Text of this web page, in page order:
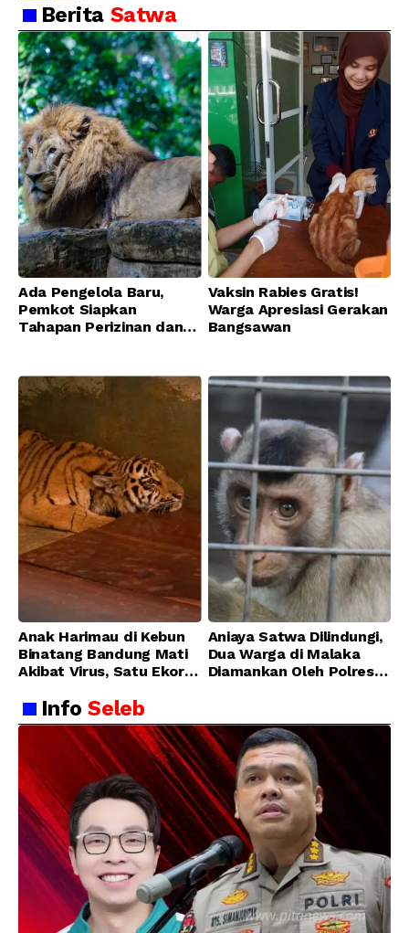
Berita Satwa
Ada Pengelola Baru,
Pemkot Siapkan
Tahapan Perizinan dan
Vaksin Rabies Gratis!
Warga Apresiasi Gerakan
Bangsawan
Anak Harimau di Kebun
Binatang Bandung Mati
Akibat Virus, Satu Ekor
Membaik
Aniaya Satwa Dilindungi,
Dua Warga di Malaka
Diamankan Oleh Polres
InfoSeleb